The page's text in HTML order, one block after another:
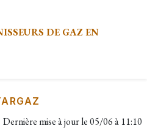
DE GAZ EN
Dernière mise à jour le05/06 à 11:10